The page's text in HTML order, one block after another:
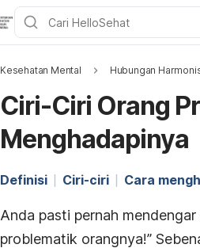
Kesehatan Mental Hubungan
Ciri-Ciri Orang
Menghadapinya
Definisi Ciri-ciri Cara
Anda pasti pernah
problematik orangnya!”